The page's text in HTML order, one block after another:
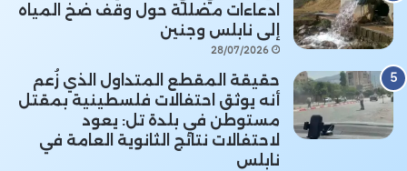
ادعاءات مضللة حول وقف ضخ المياه
إلى نابلس وجنين
28/07/2026
حقيقة المقطع المتداول الذي زُعم
أنه يوثق احتفالات فلسطينية بمقتل
مستوطن في بلدة تل: يعود
لاحتفالات نتائج الثانوية العامة في
نابلس